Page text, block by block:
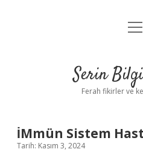
Yasal
Serin
Ferah fikirler ve
İMmün Sistem
Tarih: Kasım 3, 2024